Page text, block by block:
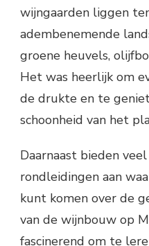
wijngaarden liggen
adembenemende
groene heuvels,
Het was heerlijk om
de drukte en te
schoonheid van het
Daarnaast bieden
rondleidingen aan
kunt komen over de
van de wijnbouw op
fascinerend om te